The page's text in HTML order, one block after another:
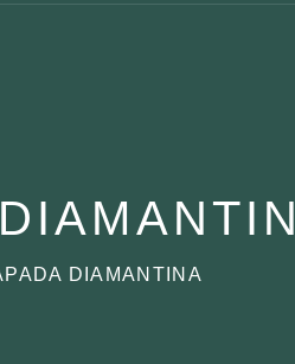
DIAMANTINA